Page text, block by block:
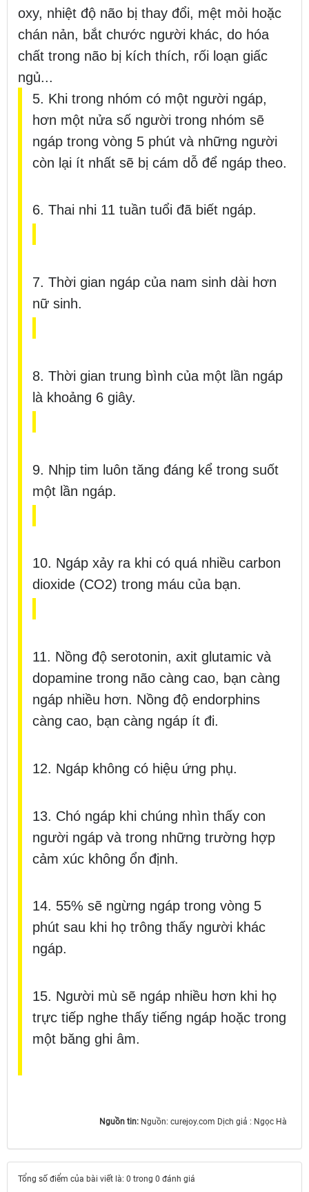
oxy, nhiệt độ não bị thay đổi, mệt mỏi hoặc
chán nản, bắt chước người khác, do hóa
chất trong não bị kích thích, rối loạn giấc
ngủ...
5. Khi trong nhóm có một người ngáp,
hơn một nửa số người trong nhóm sẽ
ngáp trong vòng 5 phút và những người
còn lại ít nhất sẽ bị cám dỗ để ngáp theo.
6. Thai nhi 11 tuần tuổi đã biết ngáp.
7. Thời gian ngáp của nam sinh dài hơn
nữ sinh.
8. Thời gian trung bình của một lần ngáp
là khoảng 6 giây.
9. Nhịp tim luôn tăng đáng kể trong suốt
một lần ngáp.
10. Ngáp xảy ra khi có quá nhiều carbon
dioxide (CO2) trong máu của bạn.
11. Nồng độ serotonin, axit glutamic và
dopamine trong não càng cao, bạn càng
ngáp nhiều hơn. Nồng độ endorphins
càng cao, bạn càng ngáp ít đi.
12. Ngáp không có hiệu ứng phụ.
13. Chó ngáp khi chúng nhìn thấy con
người ngáp và trong những trường hợp
cảm xúc không ổn định.
14. 55% sẽ ngừng ngáp trong vòng 5
phút sau khi họ trông thấy người khác
ngáp.
15. Người mù sẽ ngáp nhiều hơn khi họ
trực tiếp nghe thấy tiếng ngáp hoặc trong
một băng ghi âm.
Nguồn tin: Nguồn: curejoy.com Dịch giả : Ngọc Hà
Tổng số điểm của bài viết là: 0 trong 0 đánh giá